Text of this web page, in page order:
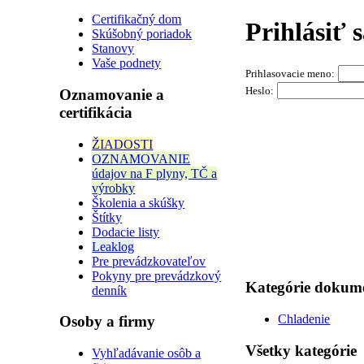
Certifikačný dom
Skúšobný poriadok
Stanovy
Vaše podnety
Oznamovanie a
certifikácia
ŽIADOSTI
OZNAMOVANIE
údajov na F plyny, TČ a
výrobky
Školenia a skúšky
Štítky
Dodacie listy
Leaklog
Pre prevádzkovateľov
Pokyny pre prevádzkový
denník
Osoby a firmy
Vyhľadávanie osôb a
Prihlásiť
Prihlasovacie meno:
Heslo:
Kategórie
Chladenie
Všetky kategórie